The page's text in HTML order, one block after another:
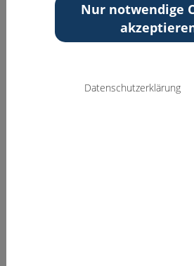
Nur notwendige
Datenschutzerklärung